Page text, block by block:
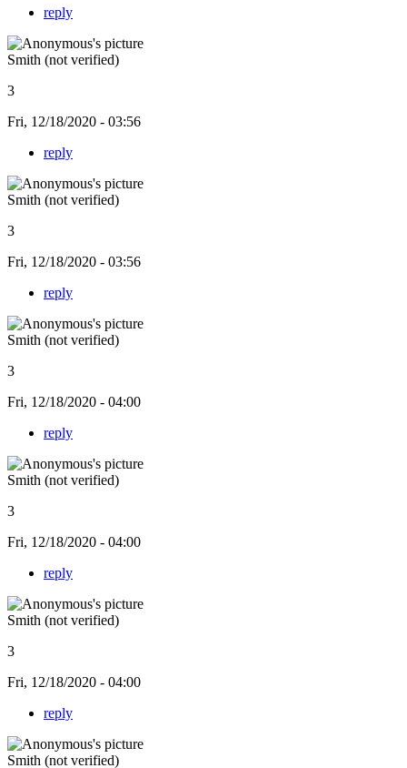
reply
Smith (not verified)
3
Fri, 12/18/2020 - 03:56
reply
Smith (not verified)
3
Fri, 12/18/2020 - 03:56
reply
Smith (not verified)
3
Fri, 12/18/2020 - 04:00
reply
Smith (not verified)
3
Fri, 12/18/2020 - 04:00
reply
Smith (not verified)
3
Fri, 12/18/2020 - 04:00
reply
Smith (not verified)